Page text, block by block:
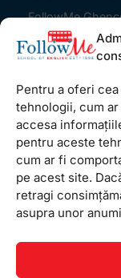
Pentru a oferi
tehnologii, cum
accesa
pentru aceste
cum ar fi
pe acest site.
retragi
asupra unor
FollowMe
FollowMe Titan
Informații
Regulament
Structură an
Contact
Testimoniale
GDPR